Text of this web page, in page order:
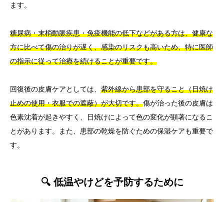
ます。
糖尿病・末梢動脈疾患・免疫機能の低下などがある方は、健康な
方に比べて傷の治りが遅く、感染のリスクも高いため、特に医師
の指示に従って治療を続けることが重要です。
回復後の皮膚ケアとしては、 紫外線から患部を守ること（日焼け
止めの使用・衣服での遮蔽）が大切です。傷が治った後の皮膚は
色素沈着が起きやすく、日焼けによって色の変化が顕著になるこ
とがあります。また、患部の乾燥を防ぐための保湿ケアも重要で
す。
🔍 低温やけどを予防するために